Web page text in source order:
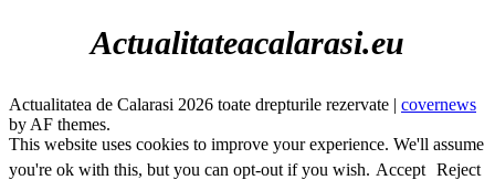
Actualitateacalarasi.eu
Actualitatea de Calarasi 2026 toate drepturile rezervate | covernews
by AF themes.
This website uses cookies to improve your experience. We'll assume
you're ok with this, but you can opt-out if you wish. Accept Reject